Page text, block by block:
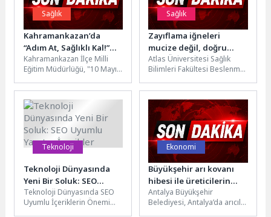
Sağlık
Kahramankazan’da
“Adım At, Sağlıklı Kal!”
Etkinliği
Kahramankazan İlçe Milli
Eğitim Müdürlüğü, "10 Mayıs
Günü" kapsamında coşkulu...
Sağlık
Zayıflama iğneleri
mucize değil, doğru
tedavinin bir parçası
Atlas Üniversitesi Sağlık
Bilimleri Fakültesi Beslenme
Öğr. Üyesi Gülen Ecem
Kalkan,...
Teknoloji
Teknoloji Dünyasında
Yeni Bir Soluk: SEO
Uyumlu Yaratıcı İçerikler
Teknoloji Dünyasında SEO
Uyumlu İçeriklerin Önemi
Ekonomi
Büyükşehir arı kovanı
hibesi ile üreticilerin
yüzünü güldürüyor
Antalya Büyükşehir
Belediyesi, Antalya’da arıcılık